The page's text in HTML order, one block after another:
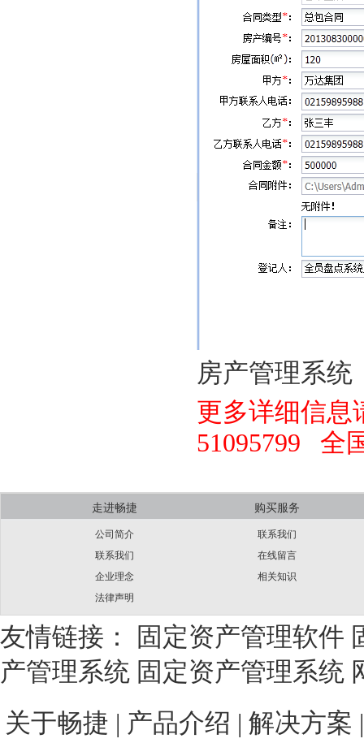
房产管理系统
更多详细信息
51095799 全
走进畅捷
公司简介
联系我们
企业理念
法律声明
购买服务
联系我们
在线留言
相关知识
友情链接： 固定资产管理软件
产管理系统 固定资产管理系统
关于畅捷 | 产品介绍 | 解决方案